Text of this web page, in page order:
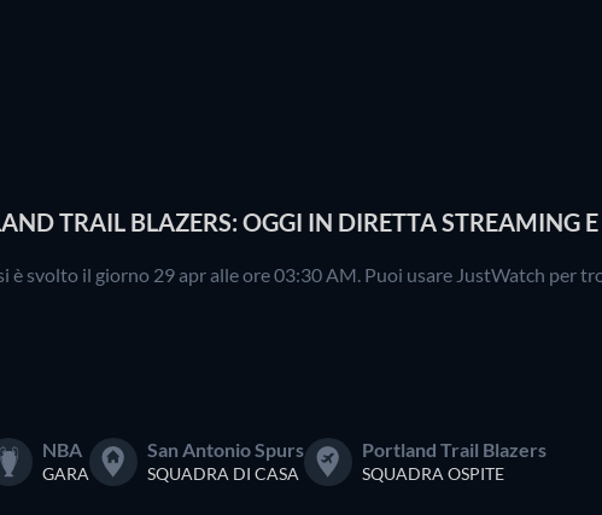
TRAIL BLAZERS: OGGI IN DIRETTA STREAMING
è svolto il giorno 29 apr alle ore 03:30 AM. Puoi usare JustWatch per
NBA
GARA
San Antonio Spurs
SQUADRA DI CASA
Portland Trail Blazers
SQUADRA OSPITE